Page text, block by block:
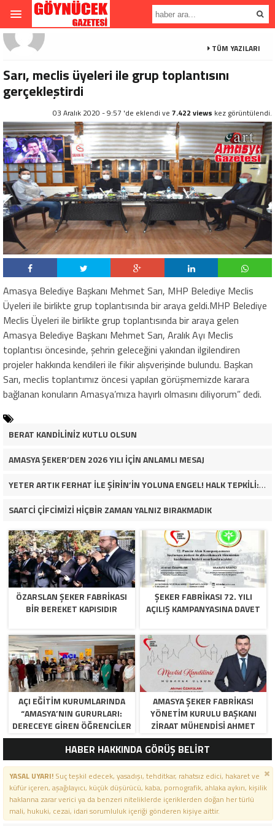
TÜM YAZILARI
Sarı, meclis üyeleri ile grup toplantısını
gerçekleştirdi
03 Aralık 2020 - 9:57 'de eklendi ve 7.422 views kez görüntülendi.
Amasya Belediye Başkanı Mehmet Sarı, MHP Belediye Meclis
Üyeleri ile birlikte grup toplantısında bir araya geldi.MHP Belediye
Meclis Üyeleri ile birlikte grup toplantısında bir araya gelen
Amasya Belediye Başkanı Mehmet Sarı, Aralık Ayı Meclis
toplantısı öncesinde, şehrin geleceğini yakından ilgilendiren
projeler hakkında kendileri ile fikir alışverişinde bulundu. Başkan
Sarı, meclis toplantımız öncesi yapılan görüşmemizde karara
bağlanan konuların Amasya’mıza hayırlı olmasını diliyorum” dedi.
BERAT KANDİLİNİZ KUTLU OLSUN
AMASYA ŞEKER’DEN 2026 YILI İÇİN ANLAMLI MESAJ
YETER ARTIK FERHAT İLE ŞİRİN’İN YOLUNA ENGEL! HALK TEPKİLİ: “YOLU KAPATMAK ÇÖZÜM DEĞİL, GÖREVİNİ YAP!”
SAATCİ ÇİFCİMİZİ HİÇBİR ZAMAN YALNIZ BIRAKMADIK
ÖZARSLAN ŞEKER FABRİKASI
BİR BEREKET KAPISIDIR
ŞEKER FABRİKASI 72. YILI
AÇILIŞ KAMPANYASINA DAVET
AÇI EĞİTİM KURUMLARINDA
“AMASYA’NIN GURURLARI:
DERECEYE GIREN ÖĞRENCILER
İÇIN ANLAMLI TÖREN”
AMASYA ŞEKER FABRIKASI
YÖNETIM KURULU BAŞKANI
ZIRAAT MÜHENDISI AHMET
ÖZARSLAN’IN MEVLID KANDILI
MESAJI
HABER HAKKINDA GÖRÜŞ BELİRT
YASAL UYARI!Suç teşkil edecek, yasadışı, tehditkar, rahatsız edici, hakaret ve
küfür içeren, aşağılayıcı, küçük düşürücü, kaba, pornografik, ahlaka aykırı, kişilik
haklarına zarar verici ya da benzeri niteliklerde içeriklerden doğan her türlü
mali, hukuki, cezai, idari sorumluluk içeriği gönderen kişiye aittir.